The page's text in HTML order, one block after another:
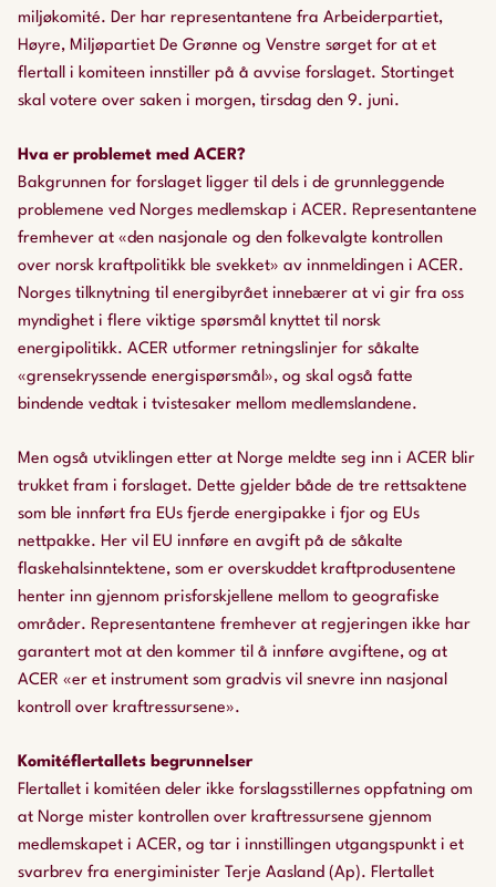
miljøkomité. Der har representantene fra Arbeiderpartiet,
Høyre, Miljøpartiet De Grønne og Venstre sørget for at et
flertall i komiteen innstiller på å avvise forslaget. Stortinget
skal votere over saken i morgen, tirsdag den 9. juni.
Hva er problemet med ACER?
Bakgrunnen for forslaget ligger til dels i de grunnleggende
problemene ved Norges medlemskap i ACER. Representantene
fremhever at «den nasjonale og den folkevalgte kontrollen
over norsk kraftpolitikk ble svekket» av innmeldingen i ACER.
Norges tilknytning til energibyrået innebærer at vi gir fra oss
myndighet i flere viktige spørsmål knyttet til norsk
energipolitikk. ACER utformer retningslinjer for såkalte
«grensekryssende energispørsmål», og skal også fatte
bindende vedtak i tvistesaker mellom medlemslandene.
Men også utviklingen etter at Norge meldte seg inn i ACER blir
trukket fram i forslaget. Dette gjelder både de tre rettsaktene
som ble innført fra EUs fjerde energipakke i fjor og EUs
nettpakke. Her vil EU innføre en avgift på de såkalte
flaskehalsinntektene, som er overskuddet kraftprodusentene
henter inn gjennom prisforskjellene mellom to geografiske
områder. Representantene fremhever at regjeringen ikke har
garantert mot at den kommer til å innføre avgiftene, og at
ACER «er et instrument som gradvis vil snevre inn nasjonal
kontroll over kraftressursene».
Komitéflertallets begrunnelser
Flertallet i komitéen deler ikke forslagsstillernes oppfatning om
at Norge mister kontrollen over kraftressursene gjennom
medlemskapet i ACER, og tar i innstillingen utgangspunkt i et
svarbrev fra energiminister Terje Aasland (Ap). Flertallet